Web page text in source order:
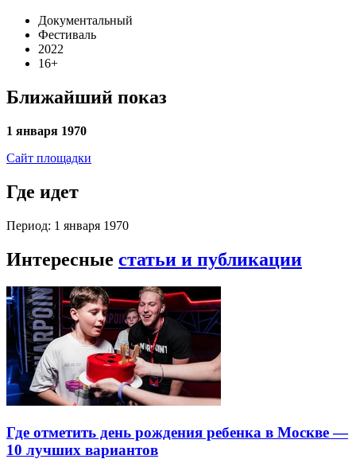
Документальный
Фестиваль
2022
16+
Ближайший показ
1 января 1970
Сайт площадки
Где идет
Период: 1 января 1970
Интересные статьи и публикации
Где отметить день рождения ребенка в Москве —
10 лучших вариантов